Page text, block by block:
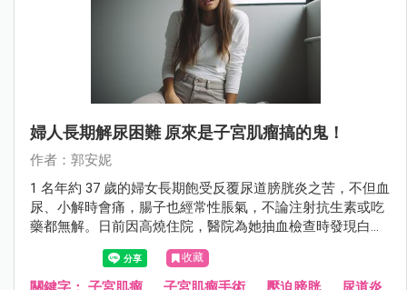
婦人長期解尿困難 原來是子宮肌瘤搞的鬼！
作者：郭安妮
1 名年約 37 歲的婦女長期飽受反覆尿道膀胱炎之苦，不但血
尿、小解時會痛，腸子也經常性脹氣，不論注射抗生素或吃
藥都無解。日前因高燒住院，醫院為她抽血檢查時發現白血
球數超標，血液裡滿佈細菌，同時檢查出她子宮裡長有 7、8
顆大小不一的肌瘤，其中 1 顆大約 8 公分大，向外壓迫到膀
胱和尿道，造成頻尿、排尿困難；另 1 顆壓迫到腸子，造成
收藏